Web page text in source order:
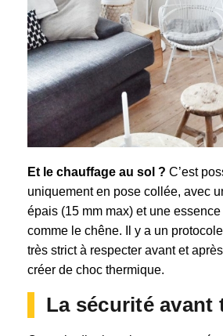
Et le chauffage au sol ? C’est
uniquement en pose collée, avec
épais (15 mm max) et une
comme le chêne. Il y a un
très strict à respecter avant et
créer de choc thermique.
La sécurité avant